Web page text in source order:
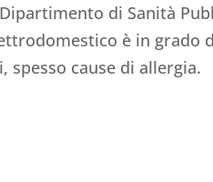
di Sanità
è in grado
spesso cause di allergia.